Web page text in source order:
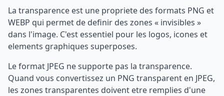
La transparence est une propriete des formats PNG et
WEBP qui permet de definir des zones « invisibles »
dans l'image. C'est essentiel pour les logos, icones et
elements graphiques superposes.
Le format JPEG ne supporte pas la transparence.
Quand vous convertissez un PNG transparent en JPEG,
les zones transparentes doivent etre remplies d'une